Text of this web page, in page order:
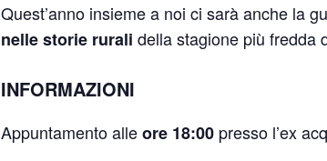
Quest’anno insieme a noi ci sarà anche la
nelle storie rurali della stagione più fredda
INFORMAZIONI
Appuntamento alleore 18:00 presso l’ex